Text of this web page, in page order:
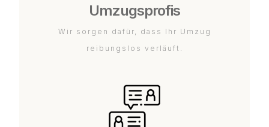
Umzugsprofis
Wir sorgen dafür, dass Ihr Umzug
reibungslos verläuft.